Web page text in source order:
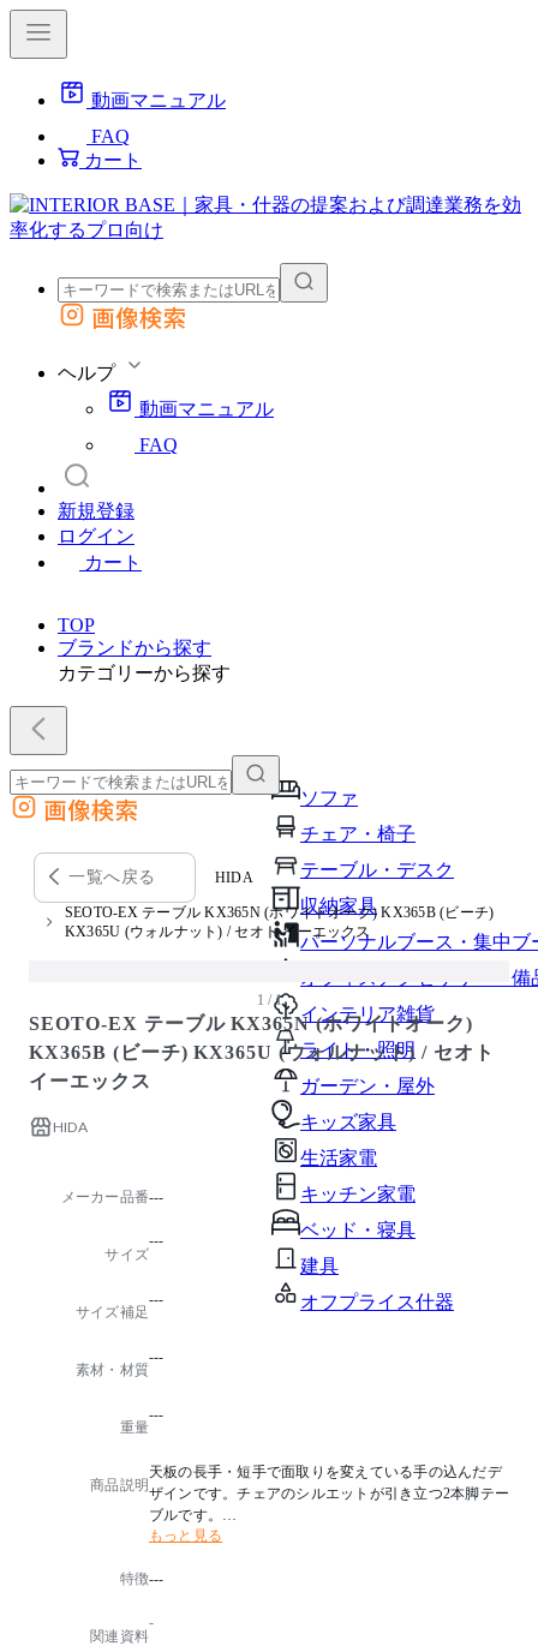
動画マニュアル
FAQ
カート
外部サイトの商品をカートに追加
画像検索
ヘルプ
動画マニュアル
FAQ
新規登録
ログイン
カート
TOP
ブランドから探す
カテゴリーから探す
ソファ
チェア・椅子
テーブル・デスク
収納家具
パーソナルブース・集中ブ
オフィスアクセサリー・備
インテリア雑貨
ライト・照明
ガーデン・屋外
キッズ家具
生活家電
キッチン家電
ベッド・寝具
建具
オフプライス什器
外部サイトの商品をカートに追加
他のサイトで見つけた商品ページのURLを貼り付けて、カートに追加できます
画像検索
一覧へ戻る HIDA
SEOTO-EX テーブル KX365N (ホワイトオーク) KX365B (ビーチ)
KX365U (ウォルナット) / セオト イーエックス
1 / 1
SEOTO-EX テーブル KX365N (ホワイトオーク)
KX365B (ビーチ) KX365U (ウォルナット) / セオト
イーエックス
HIDA
メーカー品番---
サイズ
---
サイズ補足
---
素材・材質
---
重量
---
商品説明
天板の長手・短手で面取りを変えている手の込んだデ
ザインです。チェアのシルエットが引き立つ2本脚テー
ブルです。
詳細につきましては、お問合わせください。
もっと見る
特徴---
関連資料
-